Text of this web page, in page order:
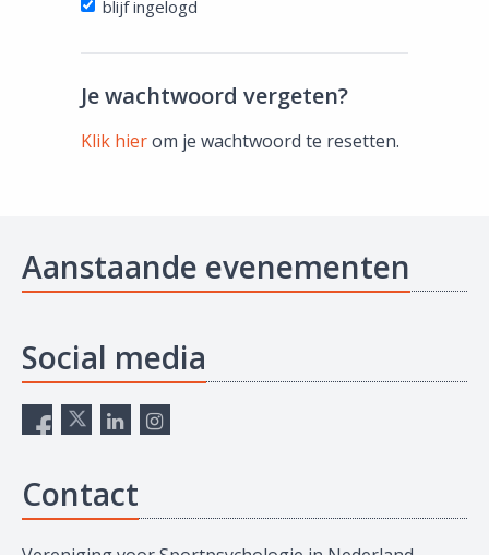
blijf ingelogd
Je wachtwoord vergeten?
Klik hierom je wachtwoord te resetten.
Aanstaande evenementen
Social media
Contact